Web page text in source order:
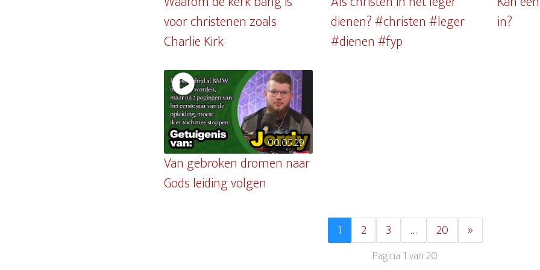
voor christenen zoals
Charlie Kirk
dienen? #christen #leger
#dienen #fyp
in?
00:05:29
Van gebroken dromen naar
Gods leiding volgen
1 2 3 … 20 »
Pagina 1 van 20